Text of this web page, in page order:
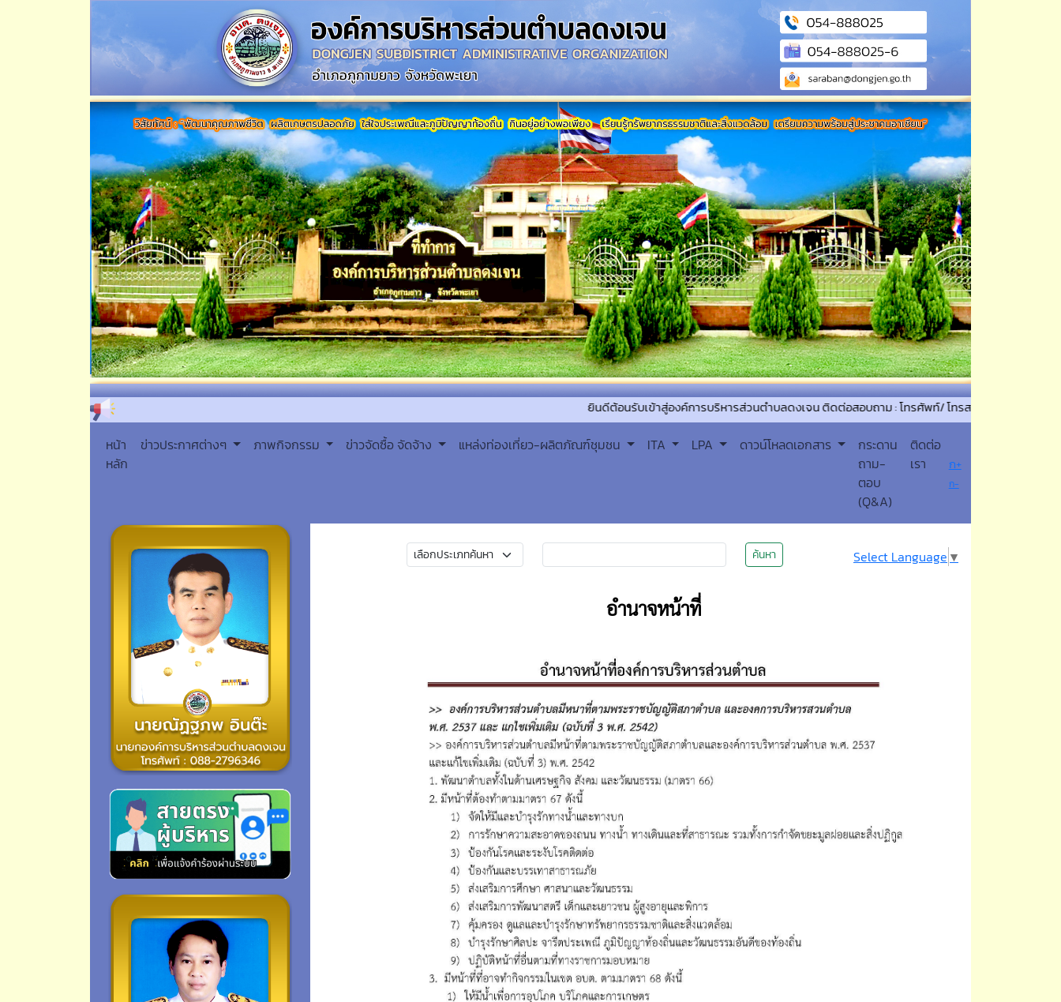
ยินดีต้อนรับเข้าสู่องค์การบริหารส่วนตำบลดงเจน ติดต่อสอบถาม : โทรศัพท์/ โทรสาร 054-888025-6 E-mail:
หน้า
หลัก
ข่าวประกาศต่างๆ ภาพกิจกรรม ข่าวจัดซื้อ จัดจ้าง แหล่งท่องเที่ยว-ผลิตภัณฑ์ชุมชน ITA LPA ดาวน์โหลดเอกสาร
กระดาน
ถาม-
ตอบ
(Q&A)
ติดต่อ
เรา
ก+
ก-
ค้นหา Select Language ▼
อำนาจหน้าที่